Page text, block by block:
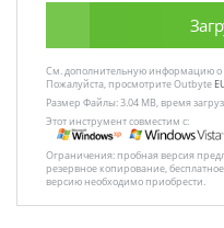
См. дополнительную информацию о
Пожалуйста, просмотрите Outbyte
Размер Файлы: 3.04 MB, время
Этот инструмент совместим с:
Ограничения: пробная версия
резервное копирование,
версию необходимо приобрести.